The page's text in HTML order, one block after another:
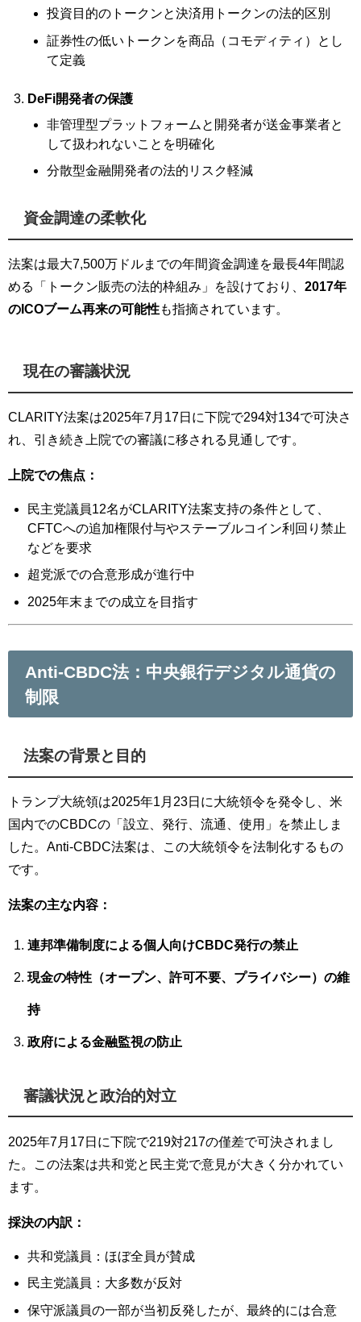
投資目的のトークンと決済用トークンの法的区別
証券性の低いトークンを商品（コモディティ）とし
て定義
DeFi開発者の保護
非管理型プラットフォームと開発者が送金事業者と
して扱われないことを明確化
分散型金融開発者の法的リスク軽減
資金調達の柔軟化
法案は最大7,500万ドルまでの年間資金調達を最長4年間認
める「トークン販売の法的枠組み」を設けており、 2017年
のICOブーム再来の可能性も指摘されています。
現在の審議状況
CLARITY法案は2025年7月17日に下院で294対134で可決さ
れ、引き続き上院での審議に移される見通しです。
上院での焦点：
民主党議員12名がCLARITY法案支持の条件として、
CFTCへの追加権限付与やステーブルコイン利回り禁止
などを要求
超党派での合意形成が進行中
2025年末までの成立を目指す
Anti-CBDC法：中央銀行デジタル通貨の
制限
法案の背景と目的
トランプ大統領は2025年1月23日に大統領令を発令し、米
国内でのCBDCの「設立、発行、流通、使用」を禁止しま
した。Anti-CBDC法案は、この大統領令を法制化するもの
です。
法案の主な内容：
連邦準備制度による個人向けCBDC発行の禁止
現金の特性（オープン、許可不要、プライバシー）の維
持
政府による金融監視の防止
審議状況と政治的対立
2025年7月17日に下院で219対217の僅差で可決されまし
た。この法案は共和党と民主党で意見が大きく分かれてい
ます。
採決の内訳：
共和党議員：ほぼ全員が賛成
民主党議員：大多数が反対
保守派議員の一部が当初反発したが、最終的には合意